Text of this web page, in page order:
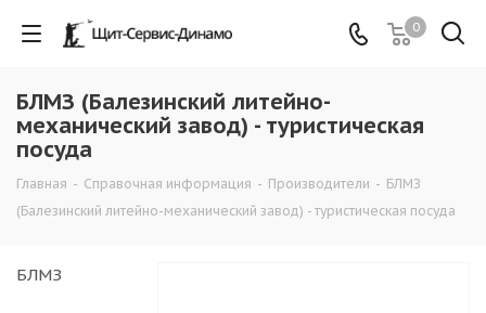
0
БЛМЗ (Балезинский литейно-
механический завод) - туристическая
посуда
Главная - Справочная информация - Производители - БЛМЗ
(Балезинский литейно-механический завод) - туристическая посуда
БЛМЗ